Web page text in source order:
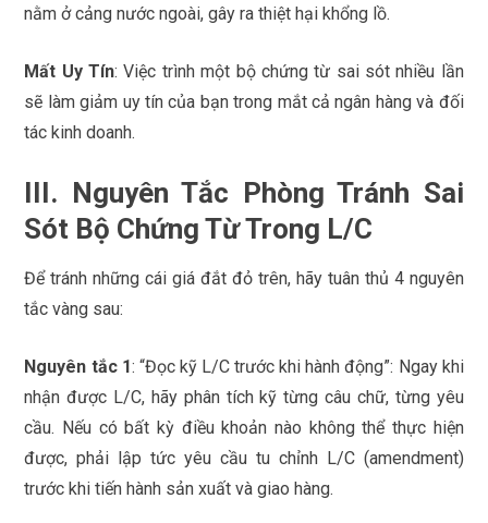
nằm ở cảng nước ngoài, gây ra thiệt hại khổng lồ.
Mất Uy Tín: Việc trình một bộ chứng từ sai sót nhiều lần
sẽ làm giảm uy tín của bạn trong mắt cả ngân hàng và đối
tác kinh doanh.
III. Nguyên Tắc Phòng Tránh Sai
Sót Bộ Chứng Từ Trong L/C
Để tránh những cái giá đắt đỏ trên, hãy tuân thủ 4 nguyên
tắc vàng sau:
Nguyên tắc 1: “Đọc kỹ L/C trước khi hành động”: Ngay khi
nhận được L/C, hãy phân tích kỹ từng câu chữ, từng yêu
cầu. Nếu có bất kỳ điều khoản nào không thể thực hiện
được, phải lập tức yêu cầu tu chỉnh L/C (amendment)
trước khi tiến hành sản xuất và giao hàng.